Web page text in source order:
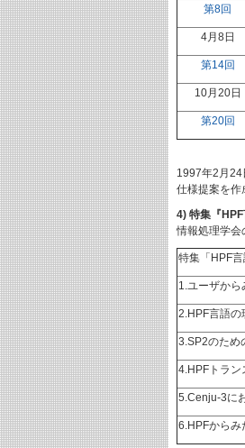
第8回
4月8日
第14回
10月20日
第20回
1997年2月
仕様提案を作
4) 特集『HPF
情報処理学会
特集「HPF
1.ユーザから
2.HPF言語の
3.SP2のため
4.HPFトラン
5.Cenju-3に
6.HPFからみ